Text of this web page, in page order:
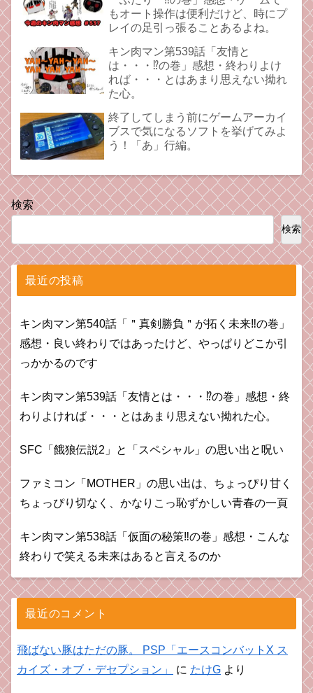
もオート操作は便利だけど、時にプ
レイの足引っ張ることあるよね。
キン肉マン第539話「友情と
は・・・⁉︎の巻」感想・終わりよけ
れば・・・とはあまり思えない拗れ
た心。
終了してしまう前にゲームアーカイ
ブスで気になるソフトを挙げてみよ
う！「あ」行編。
検索
検索
最近の投稿
キン肉マン第540話「＂真剣勝負＂が拓く未来‼の巻」
感想・良い終わりではあったけど、やっぱりどこか引
っかかるのです
キン肉マン第539話「友情とは・・・⁉︎の巻」感想・終
わりよければ・・・とはあまり思えない拗れた心。
SFC「餓狼伝説2」と「スペシャル」の思い出と呪い
ファミコン「MOTHER」の思い出は、ちょっぴり甘く
ちょっぴり切なく、かなりこっ恥ずかしい青春の一頁
キン肉マン第538話「仮面の秘策‼︎の巻」感想・こんな
終わりで笑える未来はあると言えるのか
最近のコメント
飛ばない豚はただの豚。 PSP「エースコンバットX ス
カイズ・オブ・デセプション」
に たけG より